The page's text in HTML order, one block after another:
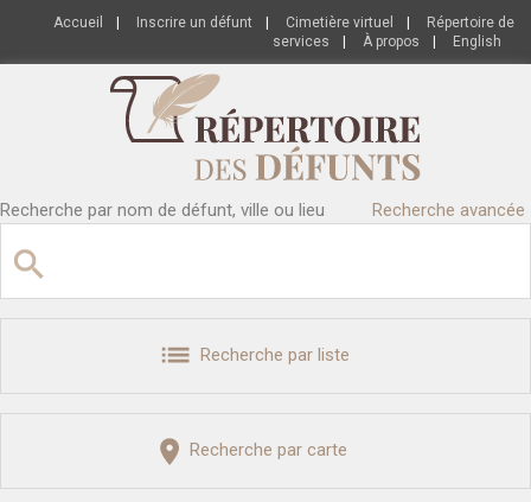
Accueil Inscrire un défunt Cimetière virtuel
Répertoire de
services
À propos English
Recherche par nom de défunt, ville ou lieu Recherche avancée
Recherche par liste
Recherche par carte